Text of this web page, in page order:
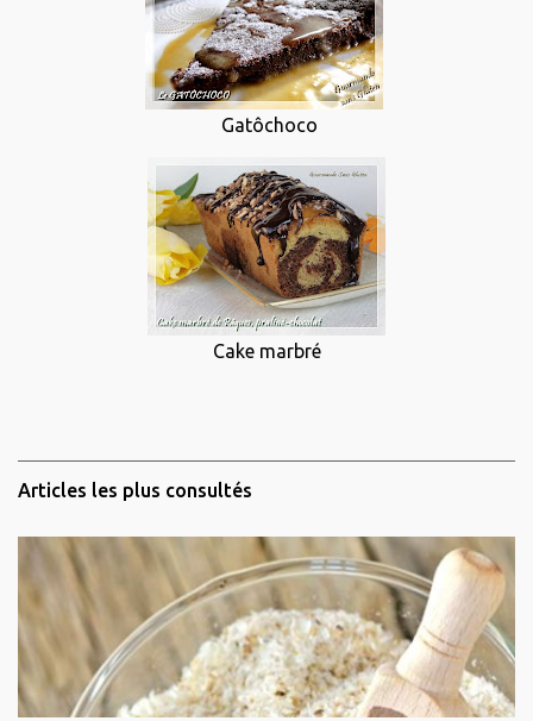
Gatôchoco
Cake marbré
Articles les plus consultés